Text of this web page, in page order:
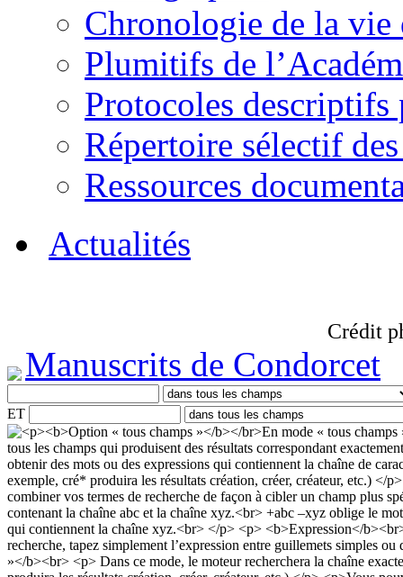
Chronologie de la vie
Plumitifs de
Protocoles descriptifs
Répertoire sélectif
Ressources
Actualités
Crédit
Manuscrits de Condorcet
ET